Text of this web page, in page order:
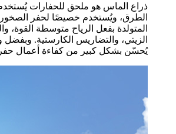
ذراع الماس هو ملحق للحفارات
الطرق، ويُستخدم خصيصًا لحفر الصخور
المتولدة بفعل الرياح متوسطة القوة،
الزيتي، والتضاريس الكارستية. وبفضل
يُحسّن بشكل كبير من كفاءة أعمال